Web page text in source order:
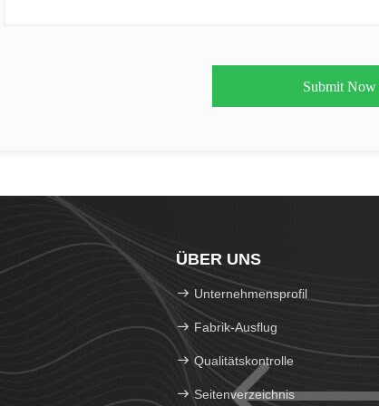
Submit Now
ÜBER UNS
Unternehmensprofil
Fabrik-Ausflug
Qualitätskontrolle
Seitenverzeichnis